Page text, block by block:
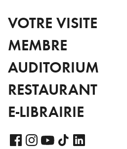
VOTRE VISITE
MEMBRE
AUDITORIUM
RESTAURANT
E-LIBRAIRIE